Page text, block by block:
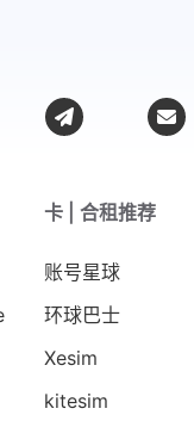
卡 | 合租推荐
账号星球
环球巴士
Xesim
kitesim